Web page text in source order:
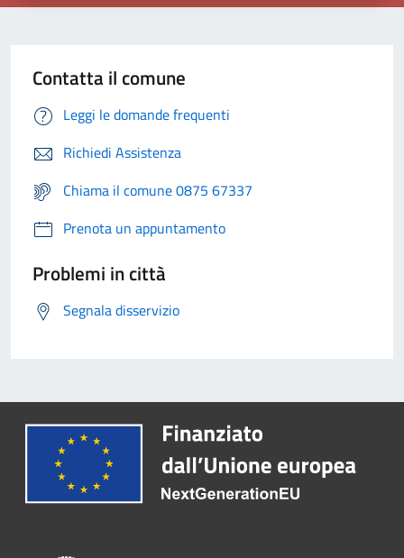
Contatta il comune
Leggi le domande frequenti
Richiedi Assistenza
Chiama il comune 0875 67337
Prenota un appuntamento
Problemi in città
Segnala disservizio